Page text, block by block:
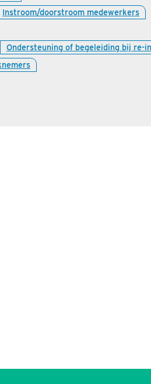
Instroom/doorstroom medewerkers
Ondersteuning of begeleiding bij re-